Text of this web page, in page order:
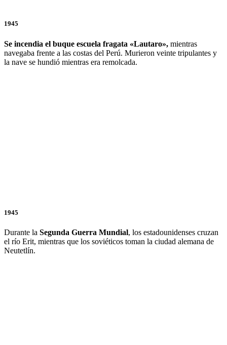
1945
Se incendia el buque escuela fragata «Lautaro», mientras
navegaba frente a las costas del Perú. Murieron veinte tripulantes y
la nave se hundió mientras era remolcada.
1945
Durante la Segunda Guerra Mundial, los estadounidenses cruzan
el río Erit, mientras que los soviéticos toman la ciudad alemana de
Neutetlín.